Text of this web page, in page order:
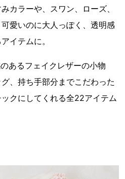
カラーや、スワン、ローズ、
愛いのに大人っぽく、透明感
イテムに。
あるフェイクレザーの小物
、持ち手部分までこだわった
クにしてくれる全22アイテム